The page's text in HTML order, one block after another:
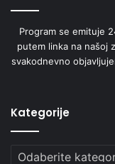
Program se emituje
putem linka na našoj
svakodnevno
Kategorije
Kategorije